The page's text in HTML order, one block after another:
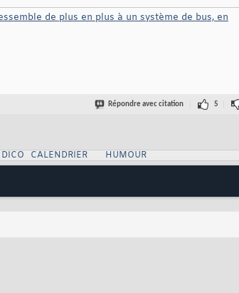
de plus en plus à un système de bus, en
Répondre avec citation 5
DICO CALENDRIER
HUMOUR